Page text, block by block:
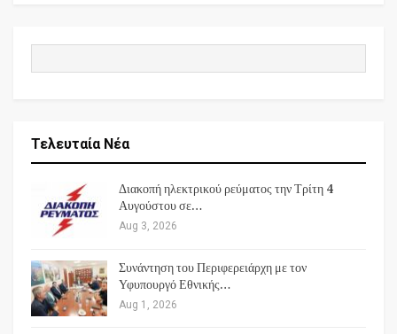
Τελευταία Νέα
Διακοπή ηλεκτρικού ρεύματος την Τρίτη 4
Αυγούστου σε…
Aug 3, 2026
Συνάντηση του Περιφερειάρχη με τον
Υφυπουργό Εθνικής…
Aug 1, 2026